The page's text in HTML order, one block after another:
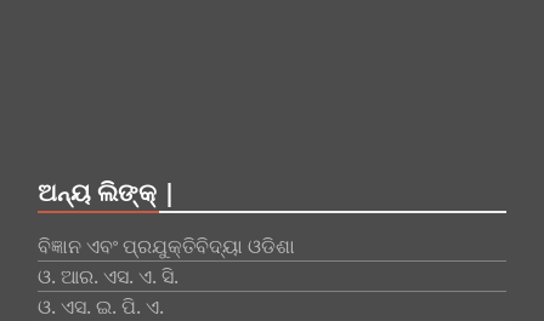
ଅନ୍ୟ ଲିଙ୍କ୍ |
ବିଜ୍ଞାନ ଏବଂ ପ୍ରଯୁକ୍ତିବିଦ୍ୟା ଓଡିଶା
ଓ. ଆର. ଏସ. ଏ. ସି.
ଓ. ଏସ. ଇ. ପି. ଏ.